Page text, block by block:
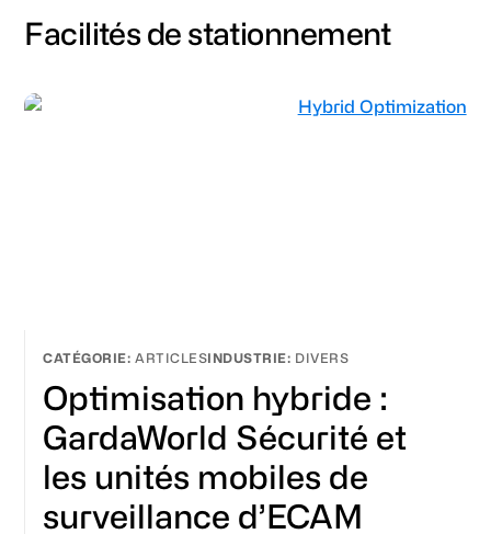
Facilités de stationnement
ARTICLES DIVERS
Optimisation hybride :
GardaWorld Sécurité et
les unités mobiles de
surveillance d’ECAM